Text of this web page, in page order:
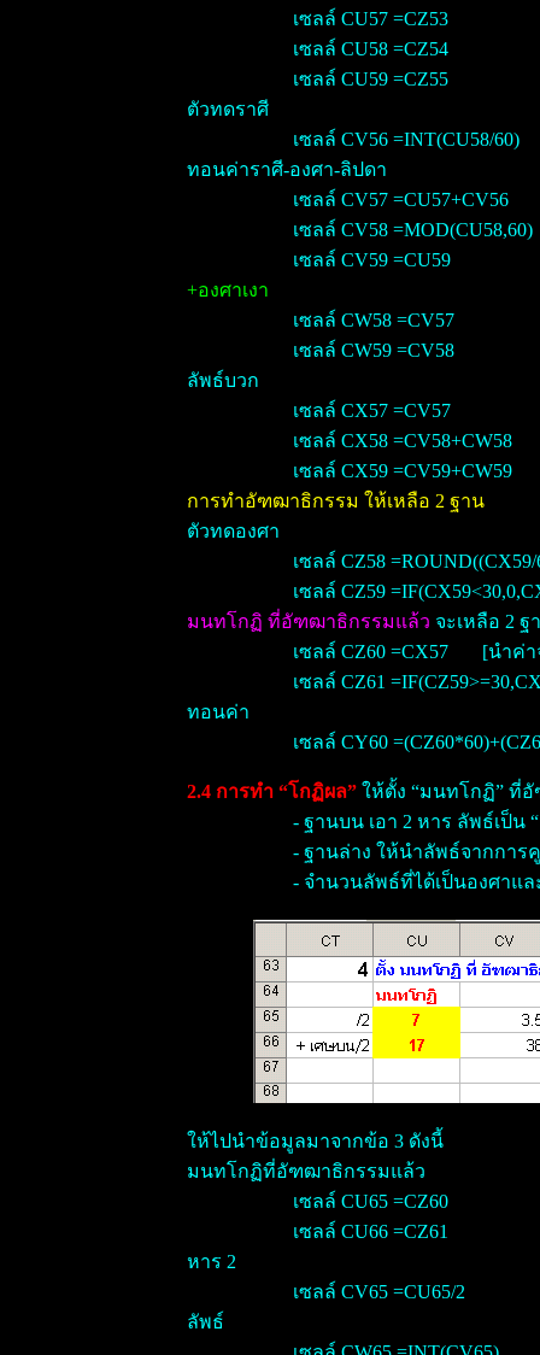
เซลล์ CU57 =CZ53
เซลล์ CU58 =CZ54
เซลล์ CU59 =CZ55
ตัวทดราศี
เซลล์ CV56 =INT(CU58/60)
ทอนค่าราศี-องศา-ลิปดา
เซลล์ CV57 =CU57+CV56
เซลล์ CV58 =MOD(CU58,60)
เซลล์ CV59 =CU59
+องศาเงา
เซลล์ CW58 =CV57
เซลล์ CW59 =CV58
ลัพธ์บวก
เซลล์ CX57 =CV57
เซลล์ CX58 =CV58+CW58
เซลล์ CX59 =CV59+CW59
การทำอัฑฒาธิกรรม ให้เหลือ 2 ฐาน
ตัวทดองศา
เซลล์ CZ58 =ROUND((CX59/
เซลล์ CZ59
มนทโกฏิ ที่อัฑฒาธิกรรมแล้ว จะเหลือ 2 ฐ
เซลล์ CZ60 =CX57
[นำค่า
เซลล์ CZ61
ทอนค่า
เซลล์ CY60
2.4 การทำ “โกฏิผล” ให้ตั้ง “มนทโกฏิ” ที่
- ฐานบน เอา 2 หาร ลัพธ์เป็น
- ฐานล่าง ให้นำลัพธ์จากการ
- จำนวนลัพธ์ที่ได้เป็นองศาแ
ให้ไปนำข้อมูลมาจากข้อ 3 ดังนี้
มนทโกฏิที่อัฑฒาธิกรรมแล้ว
เซลล์ CU65 =CZ60
เซลล์ CU66 =CZ61
หาร 2
เซลล์ CV65 =CU65/2
ลัพธ์